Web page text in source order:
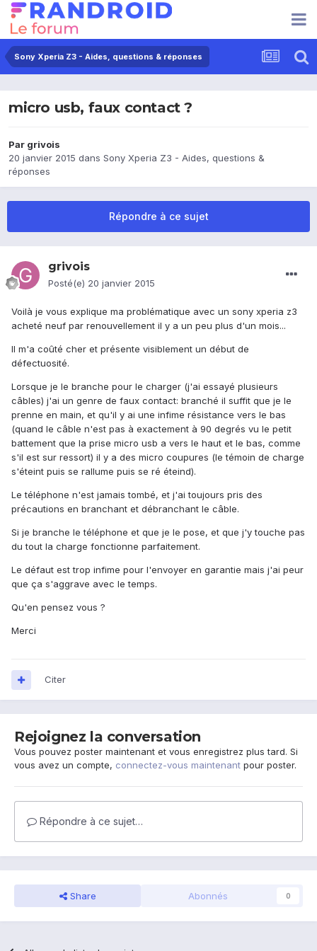
Sony Xperia Z3 - Aides, questions & réponses
micro usb, faux contact ?
Par grivois
20 janvier 2015 dans Sony Xperia Z3 - Aides, questions &
réponses
Répondre à ce sujet
grivois
Posté(e) 20 janvier 2015
Voilà je vous explique ma problématique avec un sony xperia z3
acheté neuf par renouvellement il y a un peu plus d'un mois...
Il m'a coûté cher et présente visiblement un début de
défectuosité.
Lorsque je le branche pour le charger (j'ai essayé plusieurs
câbles) j'ai un genre de faux contact: branché il suffit que je le
prenne en main, et qu'il y ai une infime résistance vers le bas
(quand le câble n'est pas à exactement à 90 degrés vu le petit
battement que la prise micro usb a vers le haut et le bas, comme
s'il est sur ressort) il y a des micro coupures (le témoin de charge
s'éteint puis se rallume puis se ré éteind).
Le téléphone n'est jamais tombé, et j'ai toujours pris des
précautions en branchant et débranchant le câble.
Si je branche le téléphone et que je le pose, et que j'y touche pas
du tout la charge fonctionne parfaitement.
Le défaut est trop infime pour l'envoyer en garantie mais j'ai peur
que ça s'aggrave avec le temps.
Qu'en pensez vous ?
Merci
Citer
Rejoignez la conversation
Vous pouvez poster maintenant et vous enregistrez plus tard. Si
vous avez un compte, connectez-vous maintenant pour poster.
Répondre à ce sujet…
Share Abonnés 0